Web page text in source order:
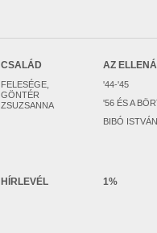
CSALÁD
FELESÉGE,
GÖNTÉR
ZSUZSANNA
AZ
'44-'45
'56 ÉS A
BIBÓ
HÍRLEVÉL 1%